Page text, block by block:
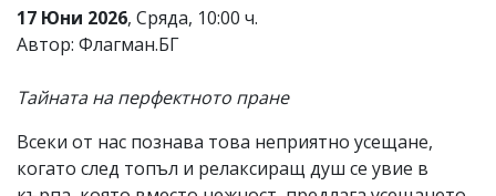
от
читателите
и
не
носи
за
тях!
Ако
17 Юни 2026, Сряда, 10:00 ч.
Автор: Флагман.БГ
Тайната на перфектното пране
Всеки от нас познава това неприятно усещане,
когато след топъл и релаксиращ душ се увие в